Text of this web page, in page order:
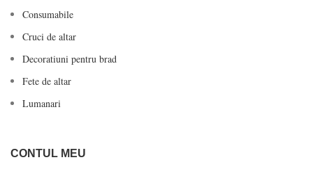
Consumabile
Cruci de altar
Decoratiuni pentru brad
Fete de altar
Lumanari
CONTUL MEU